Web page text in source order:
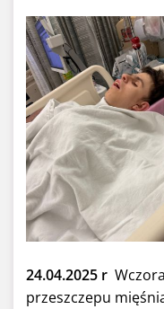
24.04.2025 r
przeszczepu